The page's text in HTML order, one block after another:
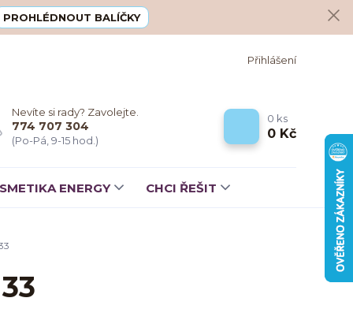
PROHLÉDNOUT BALÍČKY
Přihlášení
Nevíte si rady? Zavolejte.
774 707 304
(Po-Pá, 9-15 hod.)
0 ks
0 Kč
ENERGY CHCI ŘEŠIT